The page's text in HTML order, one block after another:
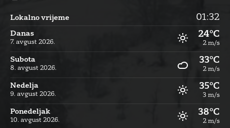
Lokalno vrijeme 01:32
Danas
7. avgust 2026.
24°C
2 m/s
Subota
8. avgust 2026.
33°C
2 m/s
Nedelja
9. avgust 2026.
35°C
3 m/s
Ponedeljak
10. avgust 2026.
38°C
2 m/s